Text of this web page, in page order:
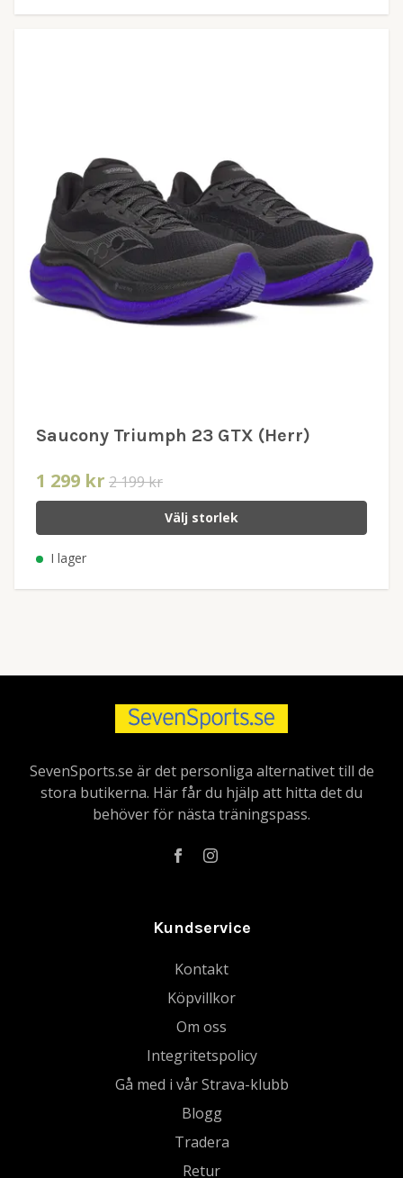
Saucony Triumph 23 GTX (Herr)
1 299 kr 2 199 kr
Välj storlek
I lager
SevenSports.se är det personliga alternativet till de
stora butikerna. Här får du hjälp att hitta det du
behöver för nästa träningspass.
Kundservice
Kontakt
Köpvillkor
Om oss
Integritetspolicy
Gå med i vår Strava-klubb
Blogg
Tradera
Retur